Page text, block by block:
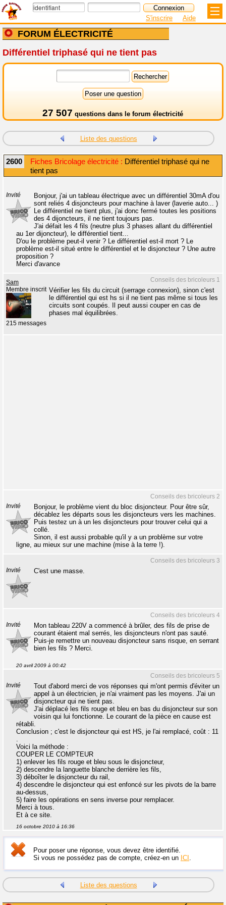
FORUM ÉLECTRICITÉ
S'inscrire Aide
Différentiel triphasé qui ne tient pas
27 507 questions dans le forum électricité
Liste des questions
2600 Fiches Bricolage électricité : Différentiel triphasé qui ne
tient pas
Invité
Bonjour, j'ai un tableau électrique avec un différentiel 30mA d'ou
sont reliés 4 disjoncteurs pour machine à laver (laverie auto... )
Le différentiel ne tient plus, j'ai donc fermé toutes les positions
des 4 dijoncteurs, il ne tient toujours pas.
J'ai défait les 4 fils (neutre plus 3 phases allant du différentiel
au 1er dijoncteur), le différentiel tient...
D'ou le problème peut-il venir ? Le différentiel est-il mort ? Le
problème est-il situé entre le différentiel et le disjoncteur ? Une autre
proposition ?
Merci d'avance
Conseils des bricoleurs 1
Sam
Membre inscrit
215 messages
Vérifier les fils du circuit (serrage connexion), sinon c'est
le différentiel qui est hs si il ne tient pas même si tous les
circuits sont coupés. Il peut aussi couper en cas de
phases mal équilibrées.
Conseils des bricoleurs 2
Invité
Bonjour, le problème vient du bloc disjoncteur. Pour être sûr,
décablez les départs sous les disjoncteurs vers les machines.
Puis testez un à un les disjoncteurs pour trouver celui qui a
collé.
Sinon, il est aussi probable qu'il y a un problème sur votre
ligne, au mieux sur une machine (mise à la terre !).
Conseils des bricoleurs 3
Invité C'est une masse.
Conseils des bricoleurs 4
Invité
Mon tableau 220V a commencé à brûler, des fils de prise de
courant étaient mal serrés, les disjoncteurs n'ont pas sauté.
Puis-je remettre un nouveau disjoncteur sans risque, en serrant
bien les fils ? Merci.
20 avril 2009 à 00:42
Conseils des bricoleurs 5
Invité
Tout d'abord merci de vos réponses qui m'ont permis d'éviter un
appel à un électricien, je n'ai vraiment pas les moyens. J'ai un
disjoncteur qui ne tient pas.
J'ai déplacé les fils rouge et bleu en bas du disjoncteur sur son
voisin qui lui fonctionne. Le courant de la pièce en cause est
rétabli.
Conclusion ; c'est le disjoncteur qui est HS, je l'ai remplacé, coût : 11
.
Voici la méthode :
COUPER LE COMPTEUR
1) enlever les fils rouge et bleu sous le disjoncteur,
2) descendre la languette blanche derrière les fils,
3) déboîter le disjoncteur du rail,
4) descendre le disjoncteur qui est enfoncé sur les pivots de la barre
au-dessus,
5) faire les opérations en sens inverse pour remplacer.
Merci à tous.
Et à ce site.
16 octobre 2010 à 16:36
Pour poser une réponse, vous devez être identifié.
Si vous ne possédez pas de compte, créez-en un ICI .
Liste des questions